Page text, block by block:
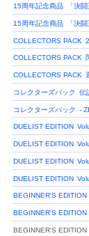
15周年記念商品 「決
15周年記念商品 「決
COLLECTORS PACK
COLLECTORS PACK
COLLECTORS PACK
コレクターズパック 伝
コレクターズパック -
DUELIST EDITION
DUELIST EDITION
DUELIST EDITION
DUELIST EDITION
BEGINNER'S EDITION
BEGINNER'S EDITION
BEGINNER'S EDITION